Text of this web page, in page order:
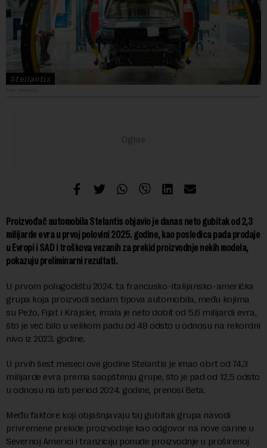
Stellantis
Proizvođač automobila Stelantis objavio je danas neto gubitak od 2,3
milijarde evra u prvoj polovini 2025. godine, kao posledica pada prodaje
u Evropi i SAD i troškova vezanih za prekid proizvodnje nekih modela,
pokazuju preliminarni rezultati.
U prvom polugodištu 2024. ta francusko-italijansko-američka
grupa koja proizvodi sedam tipova automobila, među kojima
su Pežo, Fijat i Krajsler, imala je neto dobit od 5,6 milijardi evra,
što je već bilo u velikom padu od 48 odsto u odnosu na rekordni
nivo iz 2023. godine.
U prvih šest meseci ove godine Stelantis je imao obrt od 74,3
milijarde evra prema saopštenju grupe, što je pad od 12,5 odsto
u odnosu na isti period 2024. godine, prenosi Beta.
Među faktore koji objašnjavaju taj gubitak grupa navodi
privremene prekide proizvodnje kao odgovor na nove carine u
Severnoj Americi i tranziciju ponude proizvodnje u proširenoj